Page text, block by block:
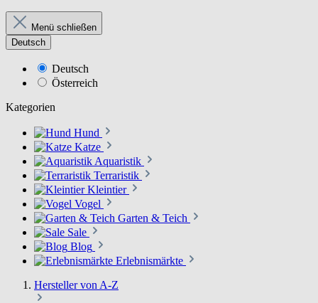
Menü schließen
Deutsch
Deutsch
Österreich
Kategorien
Hund
Katze
Aquaristik
Terraristik
Kleintier
Vogel
Garten & Teich
Sale
Blog
Erlebnismärkte
Hersteller von A-Z